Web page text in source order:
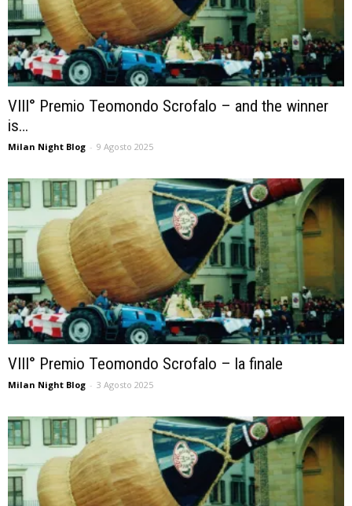
VIII° Premio Teomondo Scrofalo – and the winner
is…
Milan Night Blog - 9 Agosto 2025
VIII° Premio Teomondo Scrofalo – la finale
Milan Night Blog - 3 Agosto 2025